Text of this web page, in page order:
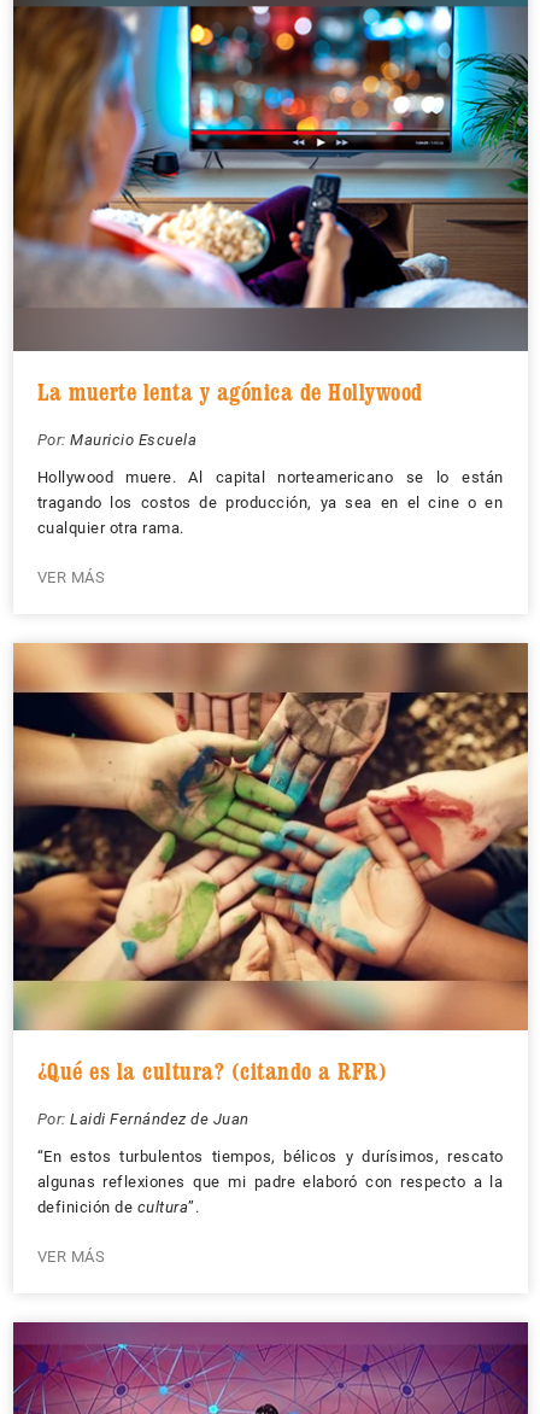
La muerte lenta y agónica de Hollywood
Por: Mauricio Escuela
Hollywood muere. Al capital norteamericano se lo están
tragando los costos de producción, ya sea en el cine o en
cualquier otra rama.
VER MÁS
¿Qué es la cultura? (citando a RFR)
Por: Laidi Fernández de Juan
“En estos turbulentos tiempos, bélicos y durísimos, rescato
algunas reflexiones que mi padre elaboró con respecto a la
definición de cultura”.
VER MÁS